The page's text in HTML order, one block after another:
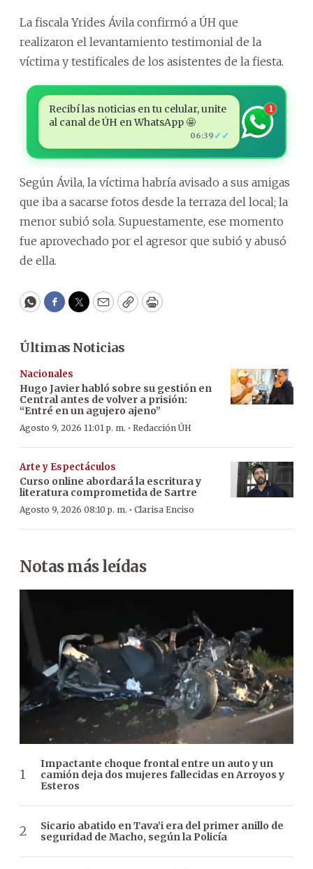
La fiscala Yrides Ávila confirmó a ÚH que
realizaron el levantamiento testimonial de la
víctima y testificales de los asistentes de la fiesta.
Recibí las noticias en tu celular, unite
al canal de ÚH en WhatsApp 🤩
06:39 ✓✓
1
Según Ávila, la víctima habría avisado a sus amigas
que iba a sacarse fotos desde la terraza del local; la
menor subió sola. Supuestamente, ese momento
fue aprovechado por el agresor que subió y abusó
de ella.
WhatsApp
Facebook
Twitter
EmailCopyPrint
Últimas Noticias
Nacionales
Hugo Javier habló sobre su gestión en
Central antes de volver a prisión:
“Entré en un agujero ajeno”
Agosto 9, 2026 11:01 p. m. · Redacción ÚH
Arte y Espectáculos
Curso online abordará la escritura y
literatura comprometida de Sartre
Agosto 9, 2026 08:10 p. m. · Clarisa Enciso
Notas más leídas
Impactante choque frontal entre un auto y un
camión deja dos mujeres fallecidas en Arroyos y
Esteros
Sicario abatido en Tava’i era del primer anillo de
seguridad de Macho, según la Policía